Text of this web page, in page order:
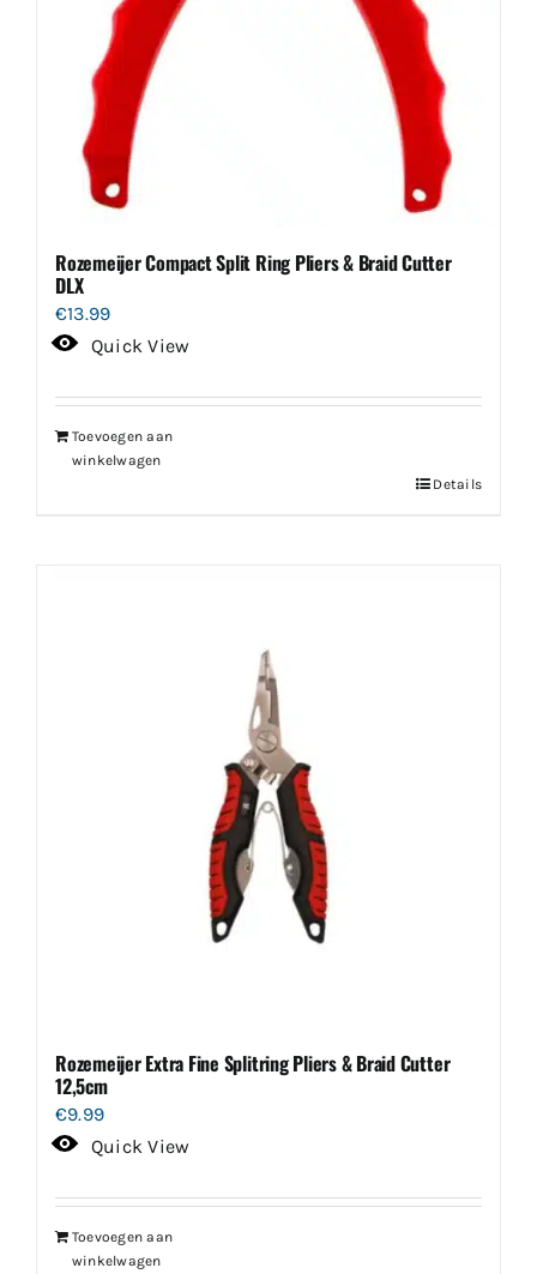
Rozemeijer Compact Split Ring Pliers & Braid Cutter
DLX
€13.99
Quick View
Toevoegen aan
winkelwagen
Details
Rozemeijer Extra Fine Splitring Pliers & Braid Cutter
12,5cm
€9.99
Quick View
Toevoegen aan
winkelwagen